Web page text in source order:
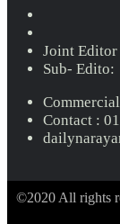
Joint
Sub-
Contact :
©2020 All rights